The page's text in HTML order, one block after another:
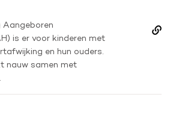
Aangeboren
is er voor kinderen met
en hun ouders.
nauw samen met